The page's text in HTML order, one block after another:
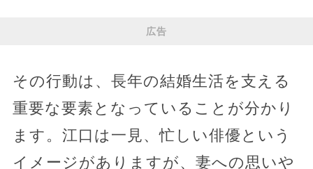
広告
その行動は、長年の結婚生活を支える
重要な要素となっていることが分かり
ます。江口は一見、忙しい俳優という
イメージがありますが、妻への思いや